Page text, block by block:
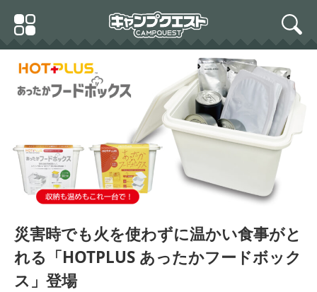
Primary
Menu
search
災害時でも火を使わずに温かい食事がと
れる「HOTPLUS あったかフードボック
ス」登場
HOTPLUS あったかフードボックス パッ
クご飯、レトルトカレーやお弁当も水だけ
で温めまでできる食品ストッカー